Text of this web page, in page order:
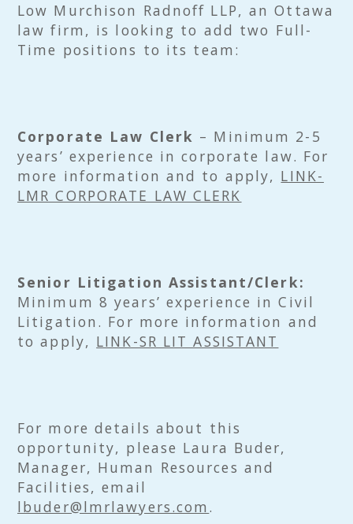
Low Murchison Radnoff LLP, an Ottawa
law firm, is looking to add two Full-
Time positions to its team:
Corporate Law Clerk – Minimum 2-5
years’ experience in corporate law. For
more information and to apply, LINK-
LMR CORPORATE LAW CLERK
Senior Litigation Assistant/Clerk:
Minimum 8 years’ experience in Civil
Litigation. For more information and
to apply, LINK-SR LIT ASSISTANT
For more details about this
opportunity, please Laura Buder,
Manager, Human Resources and
Facilities, email
lbuder@lmrlawyers.com .